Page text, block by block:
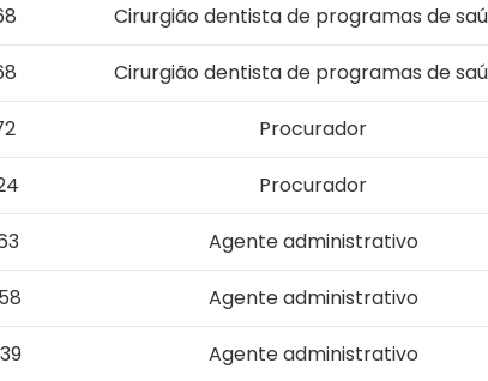
Cirurgião dentista de programas de
Cirurgião dentista de programas de
Procurador
Procurador
Agente administrativo
Agente administrativo
Agente administrativo